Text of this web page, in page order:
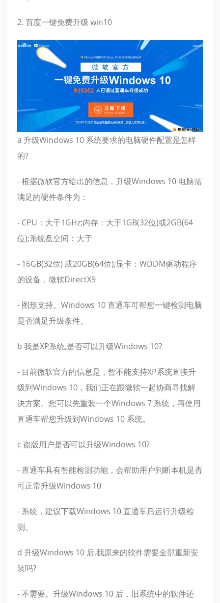
2. 百度一键免费升级 win10
a 升级Windows 10 系统要求的电脑硬件配置是怎样
的?
- 根据微软官方给出的信息，升级Windows 10 电脑需
满足的硬件条件为：
- CPU：大于1GHz;内存：大于1GB(32位)或2GB(64
位);系统盘空间：大于
- 16GB(32位) 或20GB(64位);显卡：WDDM驱动程序
的设备，微软DirectX9
- 图形支持。Windows 10 直通车可帮您一键检测电脑
是否满足升级条件。
b 我是XP系统,是否可以升级Windows 10?
- 目前微软官方的信息是，暂不能支持XP系统直接升
级到Windows 10，我们正在跟微软一起协商寻找解
决方案。您可以先重装一个Windows 7 系统，再使用
直通车帮您升级到Windows 10 系统。
c 盗版用户是否可以升级Windows 10?
- 直通车具有智能检测功能，会帮助用户判断本机是否
可正常升级Windows 10
- 系统，建议下载Windows 10 直通车后运行升级检
测。
d 升级Windows 10 后,我原来的软件需要全部重新安
装吗?
- 不需要。升级Windows 10 后，旧系统中的软件还